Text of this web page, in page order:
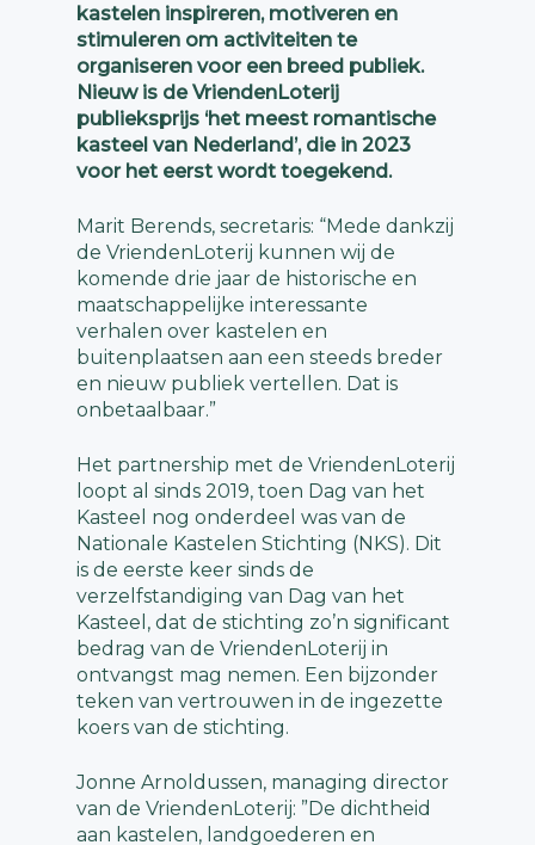
kastelen inspireren, motiveren en
stimuleren om activiteiten te
organiseren voor een breed publiek.
Nieuw is de VriendenLoterij
publieksprijs ‘het meest romantische
kasteel van Nederland’, die in 2023
voor het eerst wordt toegekend.
Marit Berends, secretaris: “Mede dankzij
de VriendenLoterij kunnen wij de
komende drie jaar de historische en
maatschappelijke interessante
verhalen over kastelen en
buitenplaatsen aan een steeds breder
en nieuw publiek vertellen. Dat is
onbetaalbaar.”
Het partnership met de VriendenLoterij
loopt al sinds 2019, toen Dag van het
Kasteel nog onderdeel was van de
Nationale Kastelen Stichting (NKS). Dit
is de eerste keer sinds de
verzelfstandiging van Dag van het
Kasteel, dat de stichting zo’n significant
bedrag van de VriendenLoterij in
ontvangst mag nemen. Een bijzonder
teken van vertrouwen in de ingezette
koers van de stichting.
Jonne Arnoldussen, managing director
van de VriendenLoterij: ”De dichtheid
aan kastelen, landgoederen en